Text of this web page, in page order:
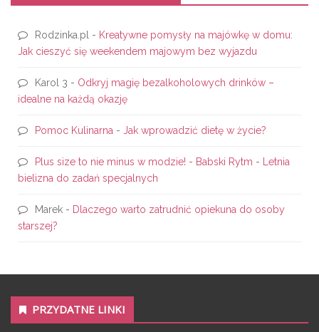
Rodzinka.pl - Kreatywne pomysły na majówkę w domu:
Jak cieszyć się weekendem majowym bez wyjazdu
Karol 3 - Odkryj magię bezalkoholowych drinków –
idealne na każdą okazję
Pomoc Kulinarna - Jak wprowadzić dietę w życie?
Plus size to nie minus w modzie! - Babski Rytm - Letnia
bielizna do zadań specjalnych
Marek - Dlaczego warto zatrudnić opiekuna do osoby
starszej?
PRZYDATNE LINKI